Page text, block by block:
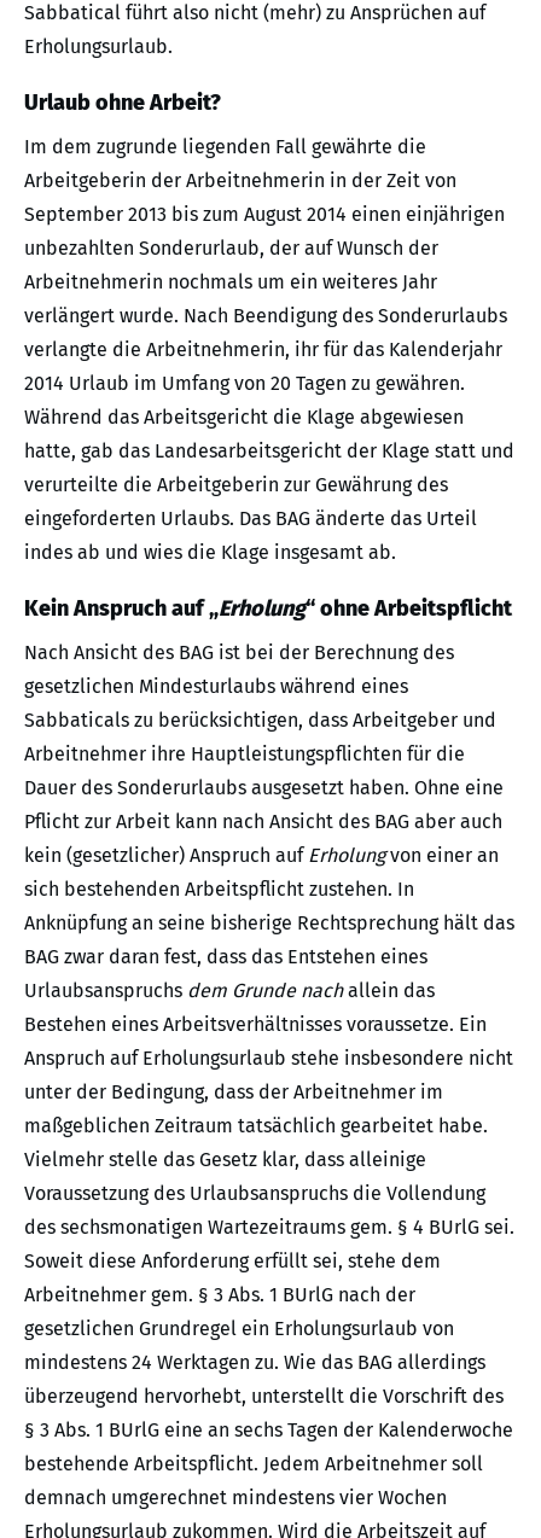
Sabbatical führt also nicht (mehr) zu Ansprüchen auf
Erholungsurlaub.
Urlaub ohne Arbeit?
Im dem zugrunde liegenden Fall gewährte die
Arbeitgeberin der Arbeitnehmerin in der Zeit von
September 2013 bis zum August 2014 einen einjährigen
unbezahlten Sonderurlaub, der auf Wunsch der
Arbeitnehmerin nochmals um ein weiteres Jahr
verlängert wurde. Nach Beendigung des Sonderurlaubs
verlangte die Arbeitnehmerin, ihr für das Kalenderjahr
2014 Urlaub im Umfang von 20 Tagen zu gewähren.
Während das Arbeitsgericht die Klage abgewiesen
hatte, gab das Landesarbeitsgericht der Klage statt und
verurteilte die Arbeitgeberin zur Gewährung des
eingeforderten Urlaubs. Das BAG änderte das Urteil
indes ab und wies die Klage insgesamt ab.
Kein Anspruch auf „Erholung“ ohne Arbeitspflicht
Nach Ansicht des BAG ist bei der Berechnung des
gesetzlichen Mindesturlaubs während eines
Sabbaticals zu berücksichtigen, dass Arbeitgeber und
Arbeitnehmer ihre Hauptleistungspflichten für die
Dauer des Sonderurlaubs ausgesetzt haben. Ohne eine
Pflicht zur Arbeit kann nach Ansicht des BAG aber auch
kein (gesetzlicher) Anspruch auf Erholungvon einer an
sich bestehenden Arbeitspflicht zustehen. In
Anknüpfung an seine bisherige Rechtsprechung hält das
BAG zwar daran fest, dass das Entstehen eines
Urlaubsanspruchs dem Grunde nachallein das
Bestehen eines Arbeitsverhältnisses voraussetze. Ein
Anspruch auf Erholungsurlaub stehe insbesondere nicht
unter der Bedingung, dass der Arbeitnehmer im
maßgeblichen Zeitraum tatsächlich gearbeitet habe.
Vielmehr stelle das Gesetz klar, dass alleinige
Voraussetzung des Urlaubsanspruchs die Vollendung
des sechsmonatigen Wartezeitraums gem. § 4 BUrlG sei.
Soweit diese Anforderung erfüllt sei, stehe dem
Arbeitnehmer gem. § 3 Abs. 1 BUrlG nach der
gesetzlichen Grundregel ein Erholungsurlaub von
mindestens 24 Werktagen zu. Wie das BAG allerdings
überzeugend hervorhebt, unterstellt die Vorschrift des
§ 3 Abs. 1 BUrlG eine an sechs Tagen der Kalenderwoche
bestehende Arbeitspflicht. Jedem Arbeitnehmer soll
demnach umgerechnet mindestens vier Wochen
Erholungsurlaub zukommen. Wird die Arbeitszeit auf